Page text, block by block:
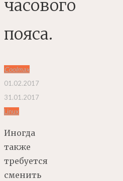
часового
пояса.
Coolmax
01.02.2017
31.01.2017
Linux
Иногда
также
требуется
сменить